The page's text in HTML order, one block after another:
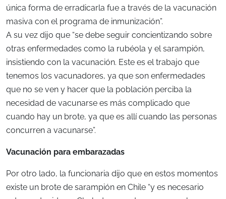
única forma de erradicarla fue a través de la vacunación
masiva con el programa de inmunización”.
A su vez dijo que “se debe seguir concientizando sobre
otras enfermedades como la rubéola y el sarampión,
insistiendo con la vacunación. Este es el trabajo que
tenemos los vacunadores, ya que son enfermedades
que no se ven y hacer que la población perciba la
necesidad de vacunarse es más complicado que
cuando hay un brote, ya que es allí cuando las personas
concurren a vacunarse”.
Vacunación para embarazadas
Por otro lado, la funcionaria dijo que en estos momentos
existe un brote de sarampión en Chile “y es necesario